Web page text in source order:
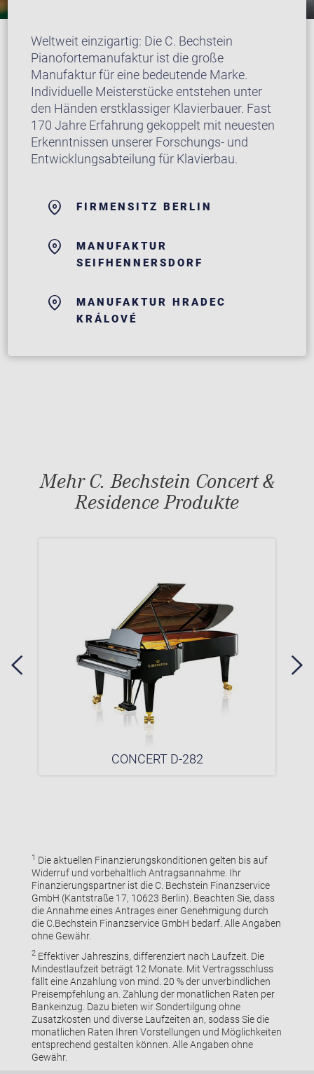
Weltweit einzigartig: Die C. Bechstein
Pianofortemanufaktur ist die große
Manufaktur für eine bedeutende Marke.
Individuelle Meisterstücke entstehen unter
den Händen erstklassiger Klavierbauer. Fast
170 Jahre Erfahrung gekoppelt mit neuesten
Erkenntnissen unserer Forschungs- und
Entwicklungsabteilung für Klavierbau.
FIRMENSITZ BERLIN
MANUFAKTUR
SEIFHENNERSDORF
MANUFAKTUR HRADEC
KRÁLOVÉ
Mehr C. Bechstein Concert &
Residence Produkte
CONCERT D-282
1 Die aktuellen Finanzierungskonditionen gelten bis auf
Widerruf und vorbehaltlich Antragsannahme. Ihr
Finanzierungspartner ist die C. Bechstein Finanzservice
GmbH (Kantstraße 17, 10623 Berlin). Beachten Sie, dass
die Annahme eines Antrages einer Genehmigung durch
die C.Bechstein Finanzservice GmbH bedarf. Alle Angaben
ohne Gewähr.
2Effektiver Jahreszins, differenziert nach Laufzeit. Die
Mindestlaufzeit beträgt 12 Monate. Mit Vertragsschluss
fällt eine Anzahlung von mind. 20 % der unverbindlichen
Preisempfehlung an. Zahlung der monatlichen Raten per
Bankeinzug. Dazu bieten wir Sondertilgung ohne
Zusatzkosten und diverse Laufzeiten an, sodass Sie die
monatlichen Raten Ihren Vorstellungen und Möglichkeiten
entsprechend gestalten können. Alle Angaben ohne
Gewähr.